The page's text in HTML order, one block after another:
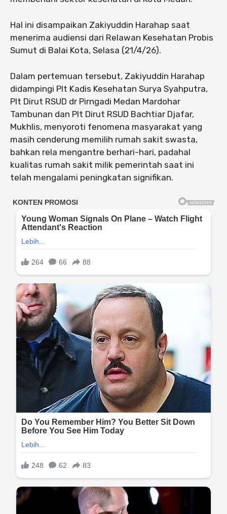
Hal ini disampaikan Zakiyuddin Harahap saat
menerima audiensi dari Relawan Kesehatan Probis
Sumut di Balai Kota, Selasa (21/4/26).
Dalam pertemuan tersebut, Zakiyuddin Harahap
didampingi Plt Kadis Kesehatan Surya Syahputra,
Plt Dirut RSUD dr Pirngadi Medan Mardohar
Tambunan dan Plt Dirut RSUD Bachtiar Djafar,
Mukhlis, menyoroti fenomena masyarakat yang
masih cenderung memilih rumah sakit swasta,
bahkan rela mengantre berhari-hari, padahal
kualitas rumah sakit milik pemerintah saat ini
telah mengalami peningkatan signifikan.